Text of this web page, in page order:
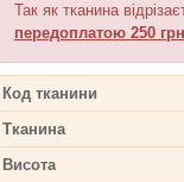
Так як тканина
передоплатою 250
Код тканини
Тканина
Висота